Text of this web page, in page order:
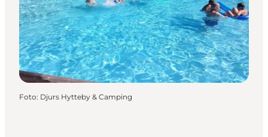
Foto: Djurs Hytteby & Camping